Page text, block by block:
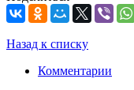
Назад к списку
Комментарии